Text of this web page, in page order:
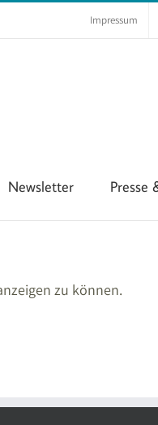
Impressum
Newsletter Presse
zu können.